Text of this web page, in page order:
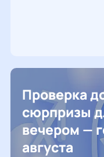
Проверка
сюрпризы
вечером —
августа